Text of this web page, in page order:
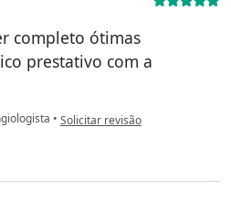
completo ótimas
prestativo com a
• na opinião do utilizador Érica Leme
Solicitar revisão